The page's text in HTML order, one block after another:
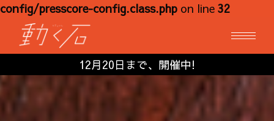
config/presscore-config.class.php on line 32
12月20日まで、開催中!